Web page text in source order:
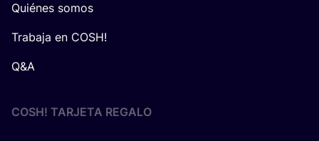
Quiénes somos
Trabaja en COSH!
Q&A
COSH! TARJETA REGALO